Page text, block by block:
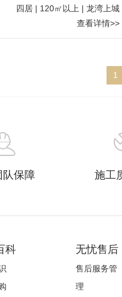
四居 | 120㎡以上 | 龙湾上城
查看详情>>
1
队保障 施工
科 无忧售后
售后服务管
理